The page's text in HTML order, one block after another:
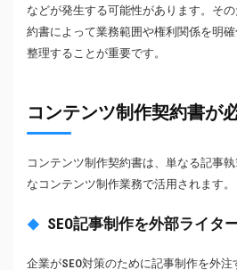
などが発生する可能性があります。そ
約書によって業務範囲や権利関係を明
整理することが重要です。
コンテンツ制作契約書が
コンテンツ制作契約書は、単なる記事
なコンテンツ制作業務で活用されます。
SEO記事制作を外部ライタ
企業がSEO対策のために記事制作を外